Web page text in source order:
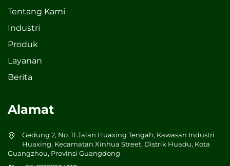
Tentang Kami
Industri
Produk
Layanan
Berita
Alamat
Gedung 2, No. 11 Jalan Huaxing Tengah, Kawasan Industri
Huaxing, Kecamatan Xinhua Street, Distrik Huadu, Kota
Guangzhou, Provinsi Guangdong